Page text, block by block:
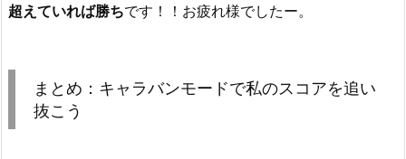
超えていれば勝ちです！！お疲れ様でしたー。
まとめ：キャラバンモードで私のスコアを追い
抜こう